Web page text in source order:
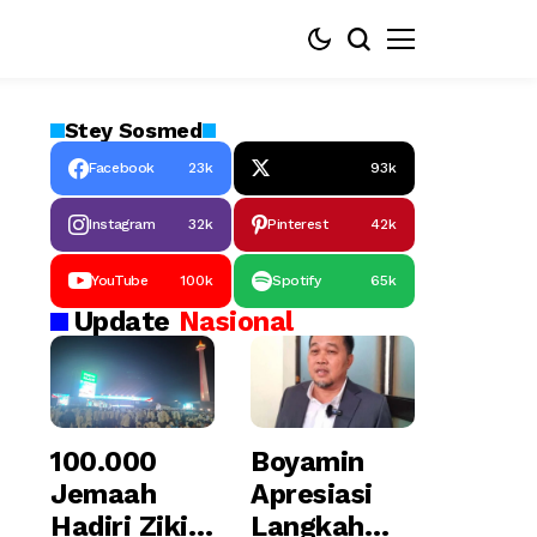
Stey Sosmed
Facebook 23k 93k
Instagram 32k Pinterest 42k
YouTube 100k Spotify 65k
Update Nasional
100.000
Jemaah
Hadiri Zikir
Boyamin
Apresiasi
Langkah